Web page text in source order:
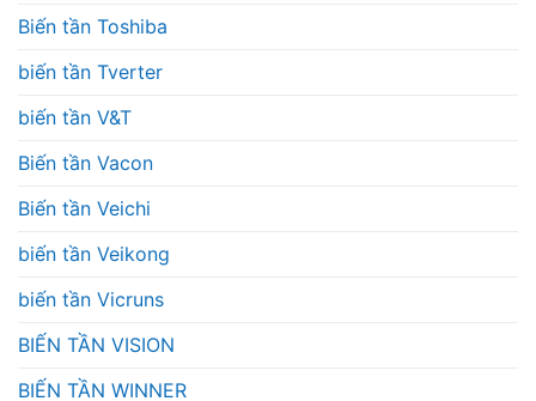
Biến tần Toshiba
biến tần Tverter
biến tần V&T
Biến tần Vacon
Biến tần Veichi
biến tần Veikong
biến tần Vicruns
BIẾN TẦN VISION
BIẾN TẦN WINNER